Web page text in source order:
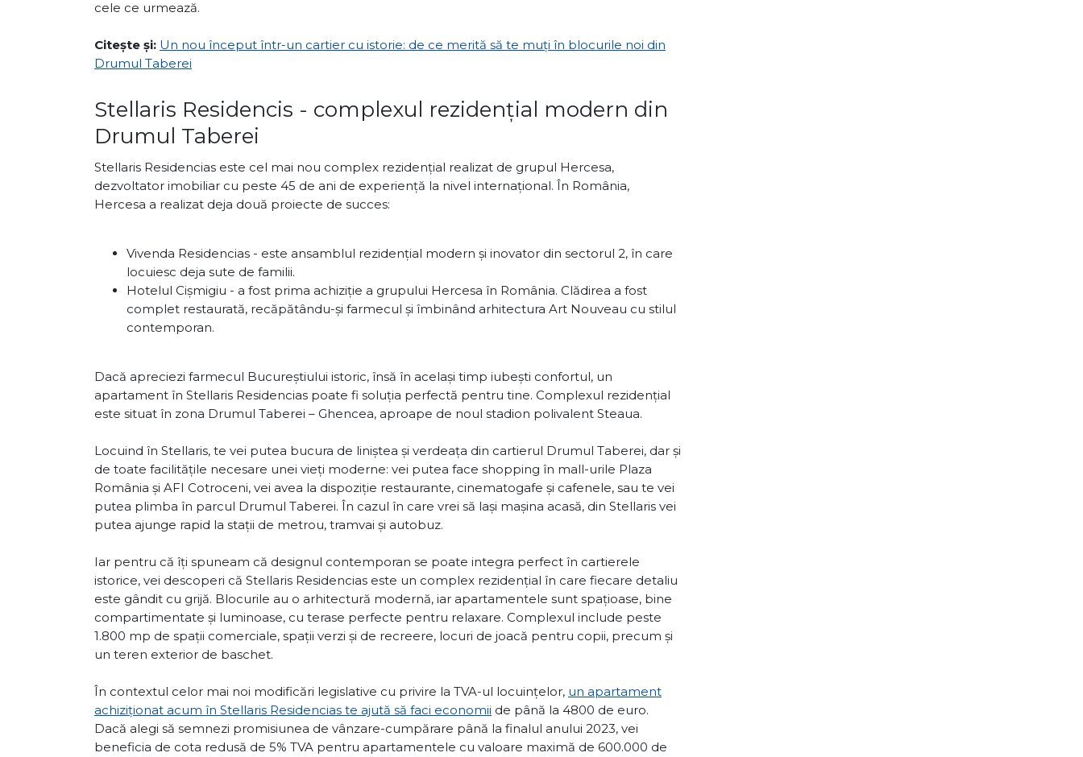
cele ce urmează.
Citește și: Un nou început într-un cartier cu istorie: de ce merită să te muți în blocurile noi din
Drumul Taberei
Stellaris Residencis - complexul rezidențial modern din
Drumul Taberei
Stellaris Residencias este cel mai nou complex rezidențial realizat de grupul Hercesa,
dezvoltator imobiliar cu peste 45 de ani de experiență la nivel internațional. În România,
Hercesa a realizat deja două proiecte de succes:
Vivenda Residencias - este ansamblul rezidențial modern și inovator din sectorul 2, în care
locuiesc deja sute de familii.
Hotelul Cișmigiu - a fost prima achiziție a grupului Hercesa în România. Clădirea a fost
complet restaurată, recăpătându-și farmecul și îmbinând arhitectura Art Nouveau cu stilul
contemporan.
Dacă apreciezi farmecul Bucureștiului istoric, însă în același timp iubești confortul, un
apartament în Stellaris Residencias poate fi soluția perfectă pentru tine. Complexul rezidențial
este situat în zona Drumul Taberei – Ghencea, aproape de noul stadion polivalent Steaua.
Locuind în Stellaris, te vei putea bucura de liniștea și verdeața din cartierul Drumul Taberei, dar și
de toate facilitățile necesare unei vieți moderne: vei putea face shopping în mall-urile Plaza
România și AFI Cotroceni, vei avea la dispoziție restaurante, cinematogafe și cafenele, sau te vei
putea plimba în parcul Drumul Taberei. În cazul în care vrei să lași mașina acasă, din Stellaris vei
putea ajunge rapid la stații de metrou, tramvai și autobuz.
Iar pentru că îți spuneam că designul contemporan se poate integra perfect în cartierele
istorice, vei descoperi că Stellaris Residencias este un complex rezidențial în care fiecare detaliu
este gândit cu grijă. Blocurile au o arhitectură modernă, iar apartamentele sunt spațioase, bine
compartimentate și luminoase, cu terase perfecte pentru relaxare. Complexul include peste
1.800 mp de spații comerciale, spații verzi și de recreere, locuri de joacă pentru copii, precum și
un teren exterior de baschet.
În contextul celor mai noi modificări legislative cu privire la TVA-ul locuințelor, un apartament
achiziționat acum în Stellaris Residencias te ajută să faci economii de până la 4800 de euro.
Dacă alegi să semnezi promisiunea de vânzare-cumpărare până la finalul anului 2023, vei
beneficia de cota redusă de 5% TVA pentru apartamentele cu valoare maximă de 600.000 de